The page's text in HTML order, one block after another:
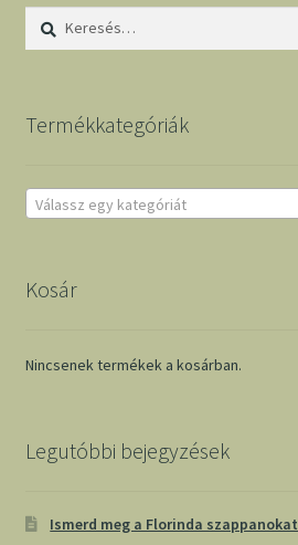
Keresés:
Termékkategóriák
Válassz egy kategóriát
Kosár
Nincsenek termékek a kosárban.
Legutóbbi bejegyzések
Ismerd meg a Florinda szappanokat